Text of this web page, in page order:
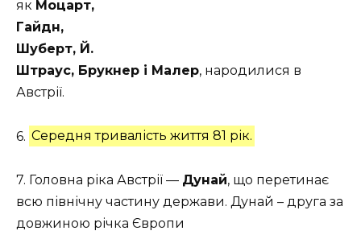
як Моцарт,
Гайдн,
Шуберт, Й.
Штраус, Брукнер і Малер, народилися в
Австрії.
6. Середня тривалість життя 81 рік.
7. Головна ріка Австрії — Дунай, що перетинає
всю північну частину держави. Дунай – друга за
довжиною річка Європи